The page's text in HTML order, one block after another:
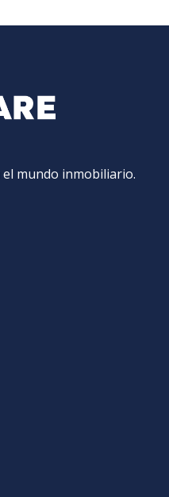
mundo inmobiliario.